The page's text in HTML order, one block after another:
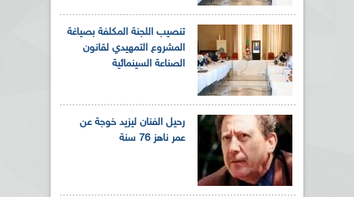
تنصيب اللجنة المكلفة بصياغة
المشروع التمهيدي لقانون
الصناعة السينمائية
رحيل الفنان ليزيد خوجة عن
عمر ناهز 76 سنة